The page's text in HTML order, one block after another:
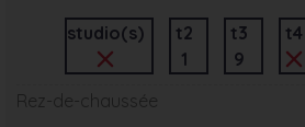
studio(s)
t2
1
t3
9
t4
Rez-de-chaussée